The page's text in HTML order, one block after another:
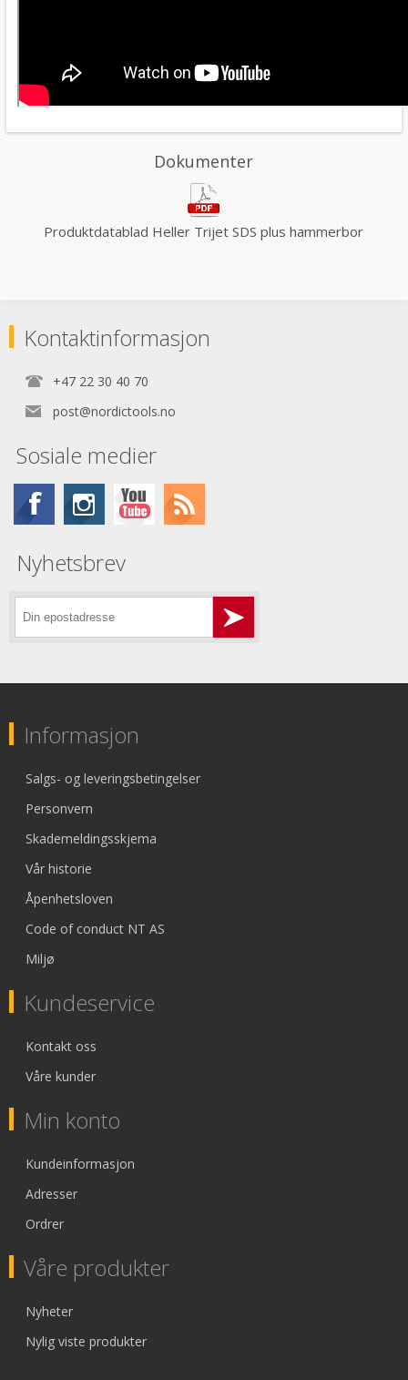
Dokumenter
Produktdatablad Heller Trijet SDS plus hammerbor
Kontaktinformasjon
+47 22 30 40 70
post@nordictools.no
Sosiale medier
Nyhetsbrev
Informasjon
Salgs- og leveringsbetingelser
Personvern
Skademeldingsskjema
Vår historie
Åpenhetsloven
Code of conduct NT AS
Miljø
Kundeservice
Kontakt oss
Våre kunder
Min konto
Kundeinformasjon
Adresser
Ordrer
Våre produkter
Nyheter
Nylig viste produkter